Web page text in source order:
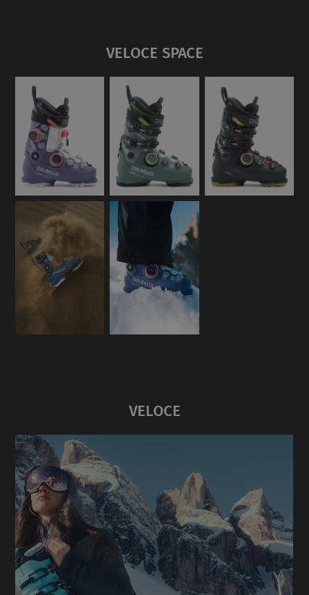
VELOCE SPACE
VELOCE